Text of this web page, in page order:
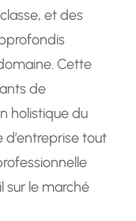
et des
Cette
de
holistique du
tout
sur le marché